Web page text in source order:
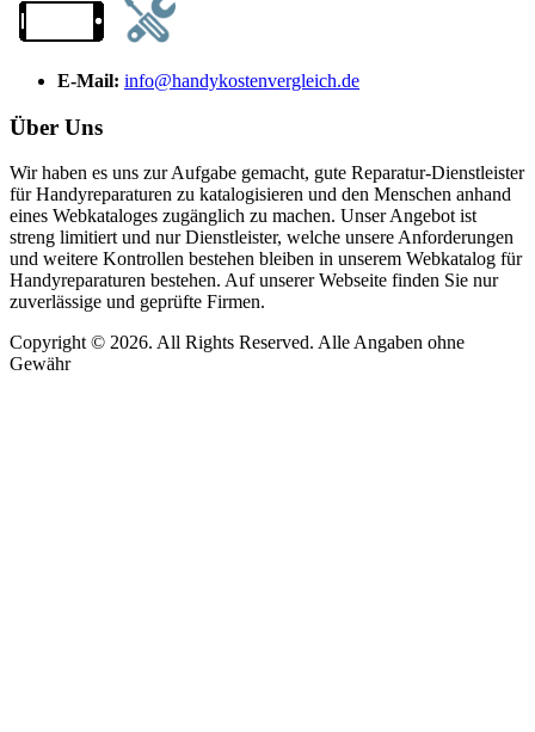
E-Mail: info@handykostenvergleich.de
Über Uns
Wir haben es uns zur Aufgabe gemacht, gute Reparatur-Dienstleister
für Handyreparaturen zu katalogisieren und den Menschen anhand
eines Webkataloges zugänglich zu machen. Unser Angebot ist
streng limitiert und nur Dienstleister, welche unsere Anforderungen
und weitere Kontrollen bestehen bleiben in unserem Webkatalog für
Handyreparaturen bestehen. Auf unserer Webseite finden Sie nur
zuverlässige und geprüfte Firmen.
Copyright © 2026. All Rights Reserved. Alle Angaben ohne
Gewähr